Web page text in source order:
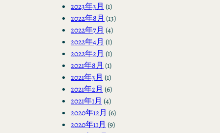
2023年3月 (1)
2022年8月 (13)
2022年7月 (4)
2022年4月 (1)
2022年2月 (1)
2021年8月 (1)
2021年3月 (1)
2021年2月 (6)
2021年1月 (4)
2020年12月 (6)
2020年11月 (9)